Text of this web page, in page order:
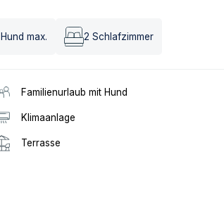
Hund max. 2 Schlafzimmer
Familienurlaub mit Hund
Klimaanlage
Terrasse